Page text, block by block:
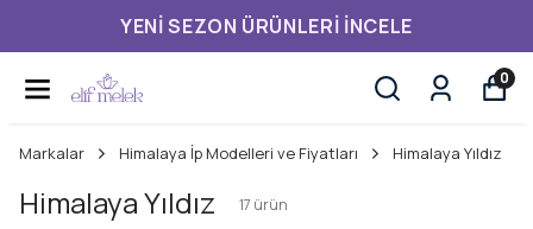
YENI SEZON ÜRÜNLERI İNCELE
0
Markalar Himalaya İp Modelleri ve Fiyatları Himalaya Yıldız
Himalaya Yıldız 17 ürün